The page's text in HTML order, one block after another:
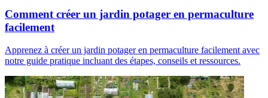
Comment créer un jardin potager en permaculture
facilement
Apprenez à créer un jardin potager en permaculture facilement avec
notre guide pratique incluant des étapes, conseils et ressources.